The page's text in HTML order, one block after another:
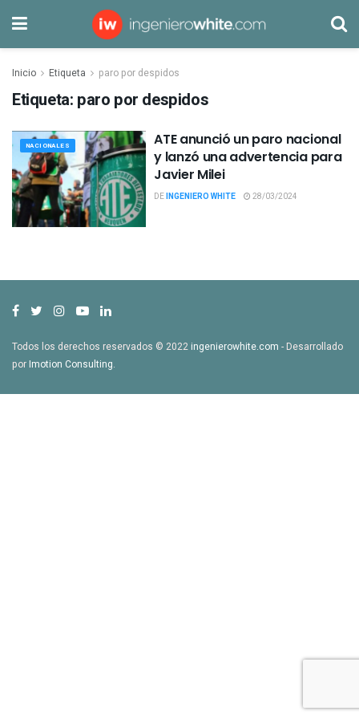
Inicio Etiqueta paro por despidos
Etiqueta: paro por despidos
NACIONALES
ATE anunció un paro nacional
y lanzó una advertencia para
Javier Milei
DEINGENIERO WHITE 28/03/2024
Todos los derechos reservados © 2022ingenierowhite.com - Desarrollado
porImotion Consulting.